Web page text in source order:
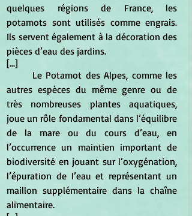
quelques régions de France, les
potamots sont utilisés comme engrais.
Ils servent également à la décoration des
pièces d’eau des jardins.
[...]
autres espèces du même genre ou de
très nombreuses plantes aquatiques,
joue un rôle fondamental dans l’équilibre
de la mare ou du cours d’eau, en
l’occurrence un maintien important de
biodiversité en jouant sur l’oxygénation,
l’épuration de l’eau et représentant un
maillon supplémentaire dans la chaîne
alimentaire.